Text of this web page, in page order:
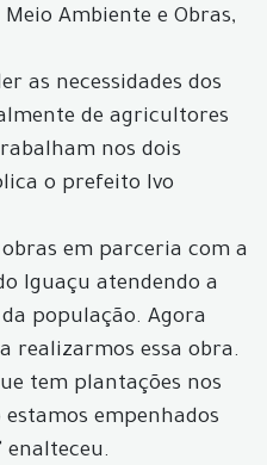
Ambiente e Obras,
as necessidades dos
de agricultores
nos dois
o prefeito Ivo
em parceria com a
Iguaçu atendendo a
população. Agora
realizarmos essa obra.
tem plantações nos
empenhados
enalteceu.